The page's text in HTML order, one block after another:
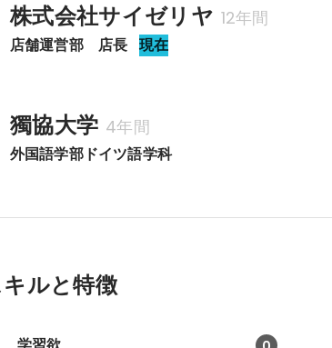
株式会社サイゼリヤ 12年間
店舗運営部　店長 現在
獨協大学 4年間
外国語学部ドイツ語学科
ルと特徴